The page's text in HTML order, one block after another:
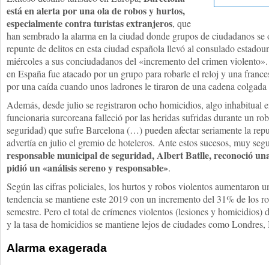
está en alerta por una ola de robos y hurtos,
especialmente contra turistas extranjeros, que
han sembrado la alarma en la ciudad donde grupos de ciudadanos
repunte de delitos en esta ciudad española llevó al consulado
miércoles a sus conciudadanos del «incremento del crimen
en España fue atacado por un grupo para robarle el reloj y una
por una caída cuando unos ladrones le tiraron de una cadena
Además, desde julio se registraron ocho homicidios, algo inhabitual
funcionaria surcoreana falleció por las heridas sufridas durante un
seguridad) que sufre Barcelona (…) pueden afectar seriamente la
advertía en julio el gremio de hoteleros. Ante estos sucesos, muy
responsable municipal de seguridad, Albert Batlle, reconoció
pidió un «análisis sereno y responsable».
Según las cifras policiales, los hurtos y robos violentos aumentaron
tendencia se mantiene este 2019 con un incremento del 31% de los
semestre. Pero el total de crímenes violentos (lesiones y homicidios)
y la tasa de homicidios se mantiene lejos de ciudades como
Alarma exagerada